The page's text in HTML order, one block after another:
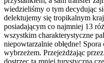
wiedzieliśmy o tym decydując
delektujemy się tropikalnym
posiadającym co najmniej 13
wszystkim charakterystyczne
niepowtarzalnie obłędne!
wybrzeżem. Przejeżdżając
dostrzec tą mniej turystyczną